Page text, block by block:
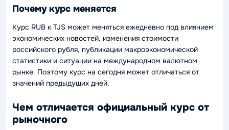
Почему курс меняется
Курс RUB к TJS может меняться ежедневно под влиянием
экономических новостей, изменения стоимости
российского рубля, публикации макроэкономической
статистики и ситуации на международном валютном
рынке. Поэтому курс на сегодня может отличаться от
значений предыдущих дней.
Чем отличается официальный курс от
рыночного